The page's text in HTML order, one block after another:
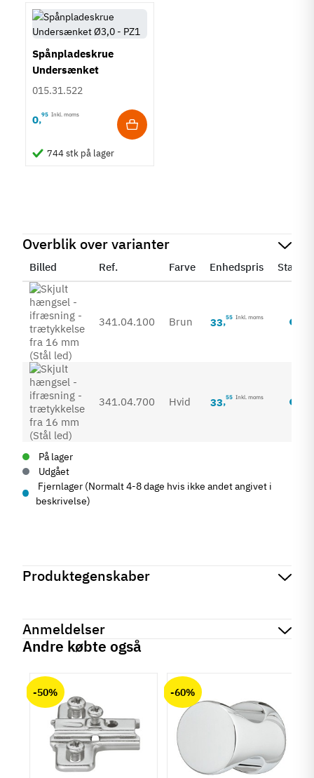
Spånpladeskrue
Undersænket
Fuldgevind Ø3,0 - PZ1
015.31.522
0,95 Inkl. moms
744 stk på lager
Overblik over varianter
Billed Ref. Farve Enhedspris Status
341.04.100 Brun 33,55 Inkl. moms
341.04.700 Hvid 33,55 Inkl. moms
På lager
Udgået
Fjernlager (Normalt 4-8 dage hvis ikke andet angivet i
beskrivelse)
Produktegenskaber
TilstandNy
Anmeldelser
Andre købte også
-50% -60%